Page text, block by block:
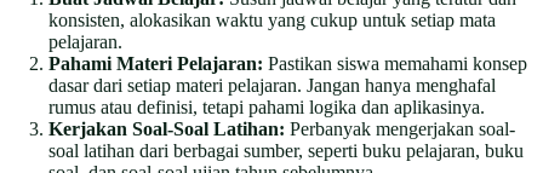
konsisten, alokasikan waktu yang cukup untuk setiap mata
pelajaran.
Pahami Materi Pelajaran: Pastikan siswa memahami konsep
dasar dari setiap materi pelajaran. Jangan hanya menghafal
rumus atau definisi, tetapi pahami logika dan aplikasinya.
Kerjakan Soal-Soal Latihan: Perbanyak mengerjakan soal-
soal latihan dari berbagai sumber, seperti buku pelajaran, buku